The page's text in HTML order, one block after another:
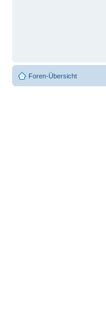
Foren-Übersicht